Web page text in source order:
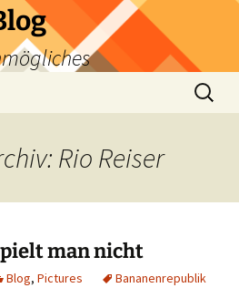
Suchen
nach:
Rio Reiser
man nicht
Blog, Pictures
Bananenrepublik